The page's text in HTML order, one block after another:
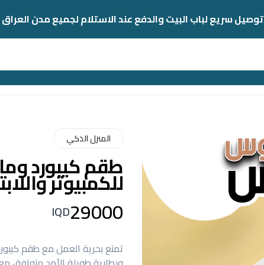
توصيل سريع لباب البيت والدفع عند الاستلام لجميع مدن العراق
المنزل الذكي
طقم كيبورد
للكمبيوتر
29000
IQD